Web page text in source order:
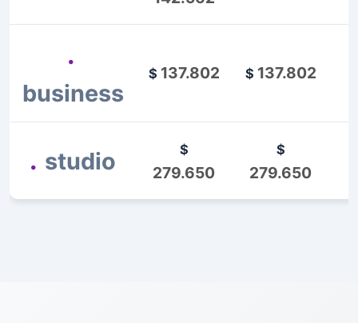
.
business
$ 137.802 $ 137.802
. studio $
279.650
$
279.650